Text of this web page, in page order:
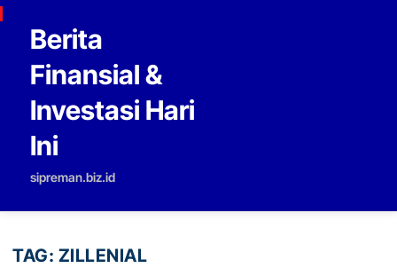
Skip to content
Berita
Finansial &
Investasi Hari
Ini
sipreman.biz.id
TAG: ZILLENIAL